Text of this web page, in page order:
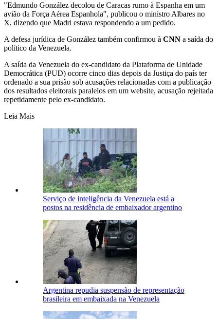
"Edmundo González decolou de Caracas rumo à Espanha em um
avião da Força Aérea Espanhola", publicou o ministro Albares no
X, dizendo que Madri estava respondendo a um pedido.
A defesa jurídica de González também confirmou à CNN a saída do
político da Venezuela.
A saída da Venezuela do ex-candidato da Plataforma de Unidade
Democrática (PUD) ocorre cinco dias depois da Justiça do país ter
ordenado a sua prisão sob acusações relacionadas com a publicação
dos resultados eleitorais paralelos em um website, acusação rejeitada
repetidamente pelo ex-candidato.
Leia Mais
Serviço de inteligência da Venezuela está a
postos na residência de embaixador argentino
Argentina repudia suspensão de representação
brasileira em embaixada na Venezuela